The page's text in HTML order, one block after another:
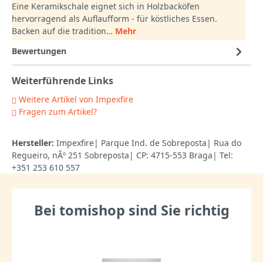
Eine Keramikschale eignet sich in Holzbacköfen
hervorragend als Auflaufform - für köstliches Essen.
Backen auf die tradition… Mehr
Bewertungen
Weiterführende Links
Weitere Artikel von Impexfire
Fragen zum Artikel?
Hersteller: Impexfire| Parque Ind. de Sobreposta| Rua do
Regueiro, nÂº 251 Sobreposta| CP: 4715-553 Braga| Tel:
+351 253 610 557
Bei tomishop sind Sie richtig